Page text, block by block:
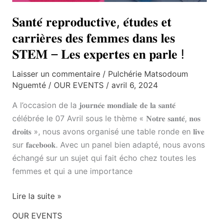
𝐒𝐚𝐧𝐭𝐞́ 𝐫𝐞𝐩𝐫𝐨𝐝𝐮𝐜𝐭𝐢𝐯𝐞, 𝐞́𝐭𝐮𝐝𝐞𝐬 𝐞𝐭
𝐜𝐚𝐫𝐫𝐢𝐞̀𝐫𝐞𝐬 𝐝𝐞𝐬 𝐟𝐞𝐦𝐦𝐞𝐬 𝐝𝐚𝐧𝐬 𝐥𝐞𝐬
𝐒𝐓𝐄𝐌 – 𝐋𝐞𝐬 𝐞𝐱𝐩𝐞𝐫𝐭𝐞𝐬 𝐞𝐧 𝐩𝐚𝐫𝐥𝐞 !
Laisser un commentaire / Pulchérie Matsodoum
Nguemté / OUR EVENTS/ avril 6, 2024
A l’occasion de la 𝐣𝐨𝐮𝐫𝐧𝐞́𝐞 𝐦𝐨𝐧𝐝𝐢𝐚𝐥𝐞 𝐝𝐞 𝐥𝐚 𝐬𝐚𝐧𝐭𝐞́
célébrée le 07 Avril sous le thème « 𝐍𝐨𝐭𝐫𝐞 𝐬𝐚𝐧𝐭𝐞́, 𝐧𝐨𝐬
𝐝𝐫𝐨𝐢𝐭𝐬 », nous avons organisé une table ronde en 𝐥𝐢𝐯𝐞
sur 𝐟𝐚𝐜𝐞𝐛𝐨𝐨𝐤. Avec un panel bien adapté, nous avons
échangé sur un sujet qui fait écho chez toutes les
femmes et qui a une importance
Lire la suite »
OUR EVENTS